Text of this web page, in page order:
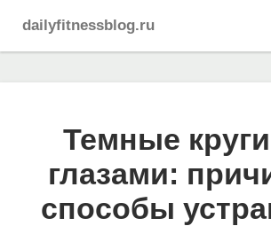
dailyfitnessblog.ru
Темные
глазами:
способы